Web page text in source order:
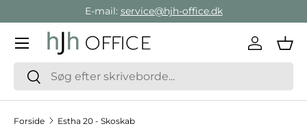
Gå direkte til indholdet
E-mail: service@hjh-office.dk
SøgSøg
Log ind
Menu
Forside Estha 20 - Skoskab